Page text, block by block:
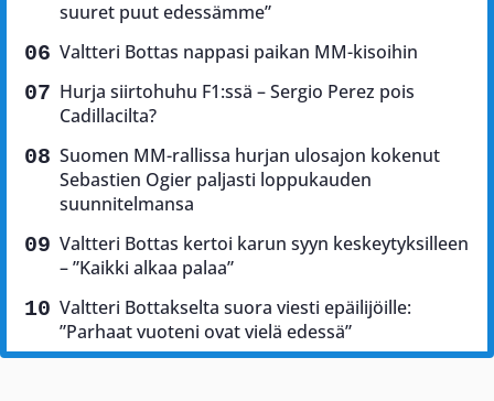
suuret puut edessämme”
Valtteri Bottas nappasi paikan MM-kisoihin
Hurja siirtohuhu F1:ssä – Sergio Perez pois
Cadillacilta?
Suomen MM-rallissa hurjan ulosajon kokenut
Sebastien Ogier paljasti loppukauden
suunnitelmansa
Valtteri Bottas kertoi karun syyn keskeytyksilleen
– ”Kaikki alkaa palaa”
Valtteri Bottakselta suora viesti epäilijöille:
”Parhaat vuoteni ovat vielä edessä”